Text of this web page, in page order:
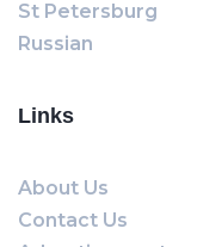
St Petersburg
Russian
Links
About Us
Contact Us